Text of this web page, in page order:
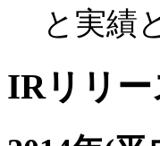
と実績
IRリリー